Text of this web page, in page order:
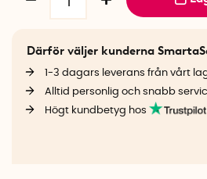
Därför väljer kunderna
1-3 dagars leverans från vårt
Alltid personlig och snabb
Högt kundbetyg hos